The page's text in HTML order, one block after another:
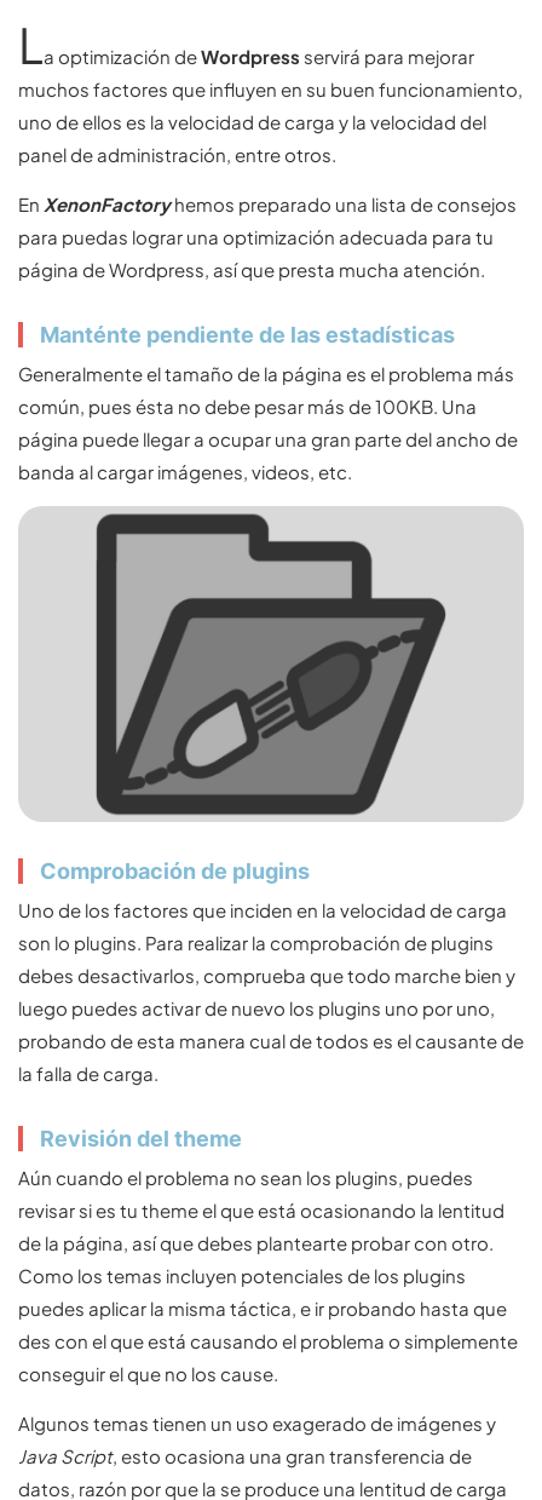
La optimización deWordpress servirá para mejorar
muchos factores que influyen en su buen funcionamiento,
uno de ellos es la velocidad de carga y la velocidad del
panel de administración, entre otros.
En XenonFactoryhemos preparado una lista de consejos
para puedas lograr una optimización adecuada para tu
página de Wordpress, así que presta mucha atención.
Manténte pendiente de las estadísticas
Generalmente el tamaño de la página es el problema más
común, pues ésta no debe pesar más de 100KB. Una
página puede llegar a ocupar una gran parte del ancho de
banda al cargar imágenes, videos, etc.
Comprobación de plugins
Uno de los factores que inciden en la velocidad de carga
son lo plugins. Para realizar la comprobación de plugins
debes desactivarlos, comprueba que todo marche bien y
luego puedes activar de nuevo los plugins uno por uno,
probando de esta manera cual de todos es el causante de
la falla de carga.
Revisión del theme
Aún cuando el problema no sean los plugins, puedes
revisar si es tu theme el que está ocasionando la lentitud
de la página, así que debes plantearte probar con otro.
Como los temas incluyen potenciales de los plugins
puedes aplicar la misma táctica, e ir probando hasta que
des con el que está causando el problema o simplemente
conseguir el que no los cause.
Algunos temas tienen un uso exagerado de imágenes y
Java Script, esto ocasiona una gran transferencia de
datos, razón por que la se produce una lentitud de carga